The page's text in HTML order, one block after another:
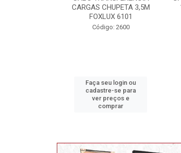
17X19X21X23 FOX 4513
Código: 2628
Faça seu login ou
cadastre-se para
ver preços e
comprar